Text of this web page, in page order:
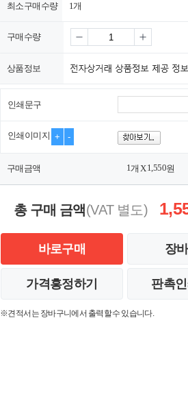
최소구매수량 1개
구매수량
상품정보
인쇄문구
인쇄이미지 + -
구매금액 1개 X1,550원
총 구매 금액(VAT 별도)
바로구매 장
가격흥정하기 판촉
※견적서는 장바구니에서 출력할 수 있습니다.